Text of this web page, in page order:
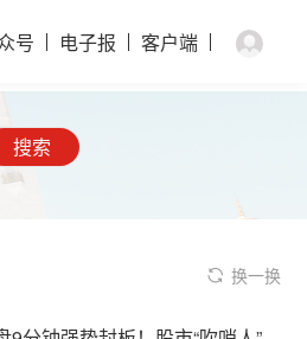
号 电子报 客户端
搜索
换一换